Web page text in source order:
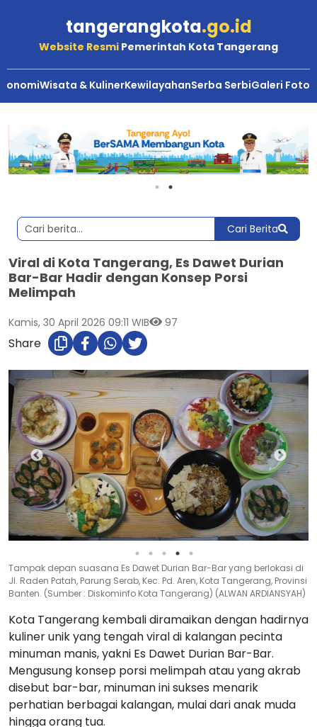
tangerangkota.go.id
Website Resmi Pemerintah Kota Tangerang
Wisata & KulinerKewilayahanSerba SerbiGaleri Foto
Cari Berita
Viral di Kota Tangerang, Es Dawet Durian
Bar-Bar Hadir dengan Konsep Porsi
Melimpah
Kamis, 30 April 2026 09:11 WIB 97
Share
Berbagai pilihan menu best seller yang ada di Es Dawet Durian Bar-
Bar yang berlokasi di Jl. Raden Patah, Parung Serab, Kec. Pd. Aren,
Kota Tangerang, Provinsi Banten. (Sumber : Diskominfo Kota
Kota Tangerang kembali diramaikan dengan hadirnya
kuliner unik yang tengah viral di kalangan pecinta
minuman manis, yakni Es Dawet Durian Bar-Bar.
Mengusung konsep porsi melimpah atau yang akrab
disebut bar-bar, minuman ini sukses menarik
perhatian berbagai kalangan, mulai dari anak muda